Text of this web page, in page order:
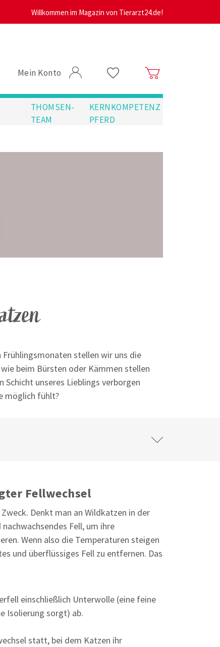
Willkommen im Magazin von Tierarzt24.de!
Mein Konto
THOMSEN-
TEAM
KERNKOMPETENZ
PFERD
Frühlingsmonaten stellen wir uns die
beim Bürsten oder Kämmen stellen
unseres Lieblings verborgen
möglich fühlt?
Fellwechsel
Denkt man an Wildkatzen in der
Fell, um ihre
Wenn also die Temperaturen steigen
und überflüssiges Fell zu entfernen. Das
einschließlich Unterwolle (eine feine
Isolierung sorgt) ab.
statt, bei dem Katzen ihr